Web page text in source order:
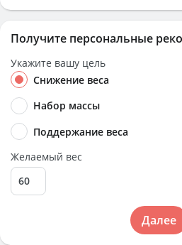
Получите персональные
Укажите вашу цель
Снижение веса
Набор массы
Поддержание веса
Желаемый вес
Далее